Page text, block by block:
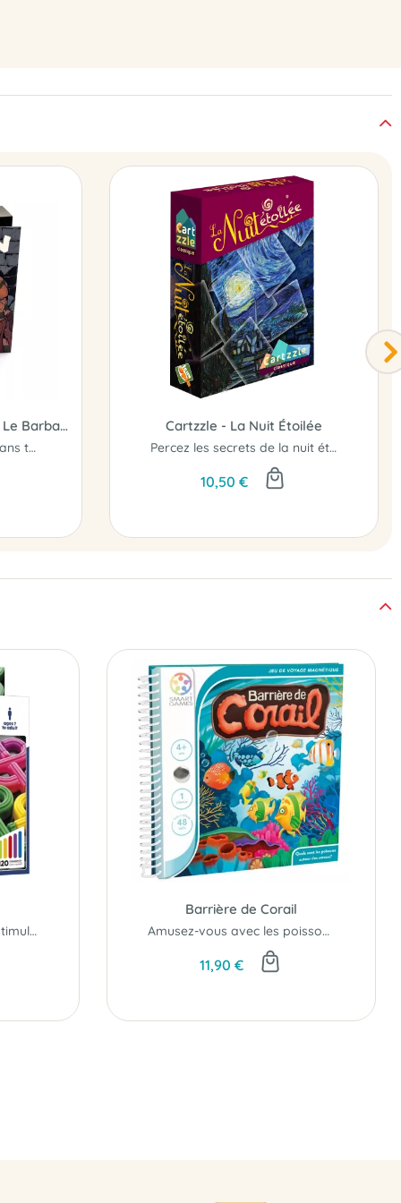
Inside3 Troglodyte - Conan Le Barbare
De grandes aventures dans ta poche !
Cartzzle - La Nuit Étoilée
Percez les secrets de la nuit étoilée
10,50 €
Quand les nouilles vous stimulent le cerveau...
Barrière de Corail
Amusez-vous avec les poissons du récif corallien!
11,90 €